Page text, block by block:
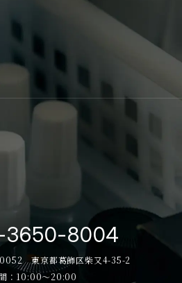
3650-8004
東京都葛飾区柴又4-35-2
：10:00～20:00